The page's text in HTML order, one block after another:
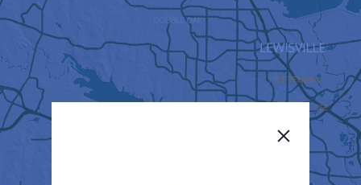
ANMELDEN
STADTPLAN
SENSOR NEBO